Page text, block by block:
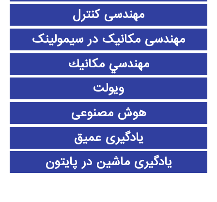
مهندسی کنترل
مهندسی مکانیک در سیمولینک
مهندسي مكانيك
ویولت
هوش مصنوعی
یادگیری عمیق
یادگیری ماشین در پایتون